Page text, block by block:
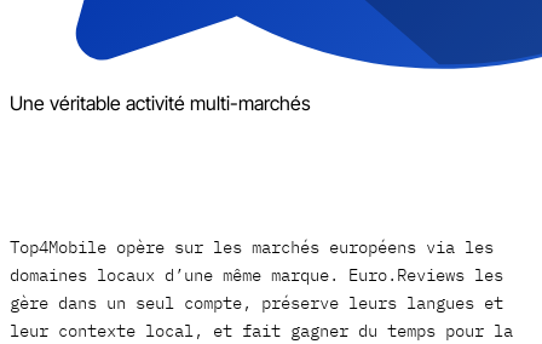
Une véritable activité multi-marchés
Top4Mobile opère sur les marchés européens via les
domaines locaux d’une même marque. Euro.Reviews les
gère dans un seul compte, préserve leurs langues et
leur contexte local, et fait gagner du temps pour la